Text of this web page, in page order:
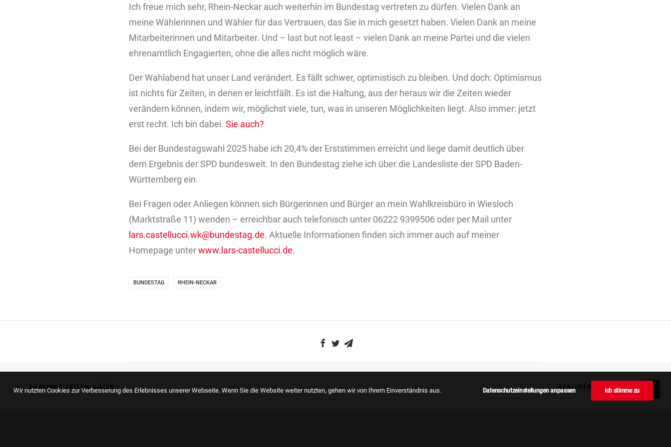
Ich freue mich sehr, Rhein-Neckar auch weiterhin im Bundestag vertreten zu dürfen. Vielen Dank an
meine Wählerinnen und Wähler für das Vertrauen, das Sie in mich gesetzt haben. Vielen Dank an meine
Mitarbeiterinnen und Mitarbeiter. Und – last but not least – vielen Dank an meine Partei und die vielen
ehrenamtlich Engagierten, ohne die alles nicht möglich wäre.
Der Wahlabend hat unser Land verändert. Es fällt schwer, optimistisch zu bleiben. Und doch: Optimismus
ist nichts für Zeiten, in denen er leichtfällt. Es ist die Haltung, aus der heraus wir die Zeiten wieder
verändern können, indem wir, möglichst viele, tun, was in unseren Möglichkeiten liegt. Also immer: jetzt
erst recht. Ich bin dabei. Sie auch?
Bei der Bundestagswahl 2025 habe ich 20,4% der Erststimmen erreicht und liege damit deutlich über
dem Ergebnis der SPD bundesweit. In den Bundestag ziehe ich über die Landesliste der SPD Baden-
Württemberg ein.
Bei Fragen oder Anliegen können sich Bürgerinnen und Bürger an mein Wahlkreisbüro in Wiesloch
(Marktstraße 11) wenden – erreichbar auch telefonisch unter 06222 9399506 oder per Mail unter
lars.castellucci.wk@bundestag.de. Aktuelle Informationen finden sich immer auch auf meiner
Homepage unterwww.lars-castellucci.de.
BUNDESTAG RHEIN-NECKAR
BERLINER ZEILEN 04/25 BERLINER ZEILEN 05/25
Wir nutzten Cookies zur Verbesserung des Erlebnisses unserer Webseite. Wenn Sie die Website weiter nutzten, gehen wir von Ihrem Einverständnis aus. Datenschutzeinstellungen anpassen Ich stimme zu